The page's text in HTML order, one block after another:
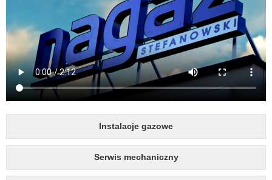
Instalacje gazowe
Serwis mechaniczny